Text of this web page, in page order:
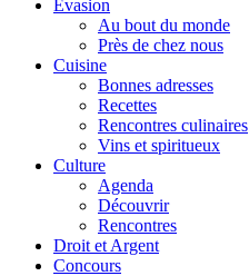
Évasion
Au bout du monde
Près de chez nous
Cuisine
Bonnes adresses
Recettes
Rencontres culinaires
Vins et spiritueux
Culture
Agenda
Découvrir
Rencontres
Droit et Argent
Concours